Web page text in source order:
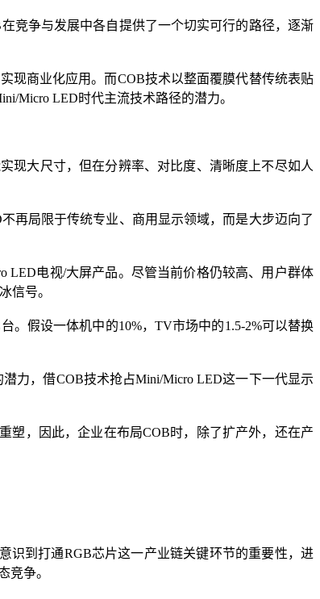
竞争与发展中各自提供了一个切实可行的路径，逐渐
现商业化应用。而COB技术以整面覆膜代替传统表贴
Micro LED时代主流技术路径的潜力。
现大尺寸，但在分辨率、对比度、清晰度上不尽如人
再局限于传统专业、商用显示领域，而是大步迈向了
LED电视/大屏产品。尽管当前价格仍较高、用户群体
信号。
。假设一体机中的10%，TV市场中的1.5-2%可以替换
力，借COB技术抢占Mini/Micro LED这一下一代显示
塑，因此，企业在布局COB时，除了扩产外，还在产
识到打通RGB芯片这一产业链关键环节的重要性，进
竞争。